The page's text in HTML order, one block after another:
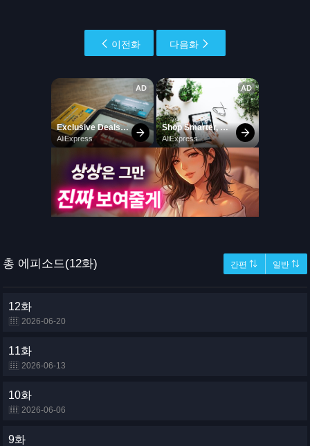
이전화 다음화
총 에피소드(12화) 간편 ⇅ 일반 ⇅
12화
2026-06-20
11화
2026-06-13
10화
2026-06-06
9화